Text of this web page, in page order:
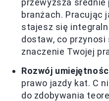
przewyższa średnie
branżach. Pracując
stajesz się
dostaw, co
znaczenie Twojej
Rozwój
prawo jazdy kat. C
do zdobywania